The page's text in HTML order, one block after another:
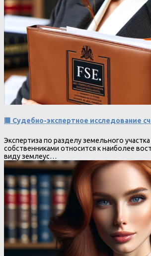
🟥 Судебно-экспертное исследование
Экспертиза по разделу земельного
собственниками относится к наиболее
виду землеус…